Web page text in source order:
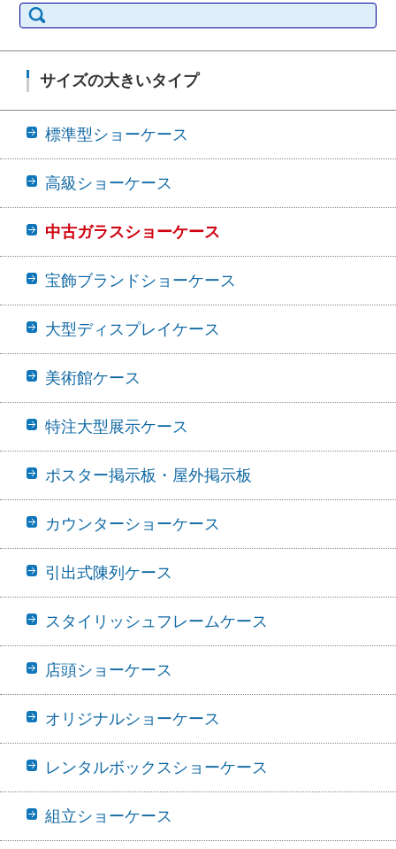
検索:
サイズの大きいタイプ
標準型ショーケース
高級ショーケース
中古ガラスショーケース
宝飾ブランドショーケース
大型ディスプレイケース
美術館ケース
特注大型展示ケース
ポスター掲示板・屋外掲示板
カウンターショーケース
引出式陳列ケース
スタイリッシュフレームケース
店頭ショーケース
オリジナルショーケース
レンタルボックスショーケース
組立ショーケース